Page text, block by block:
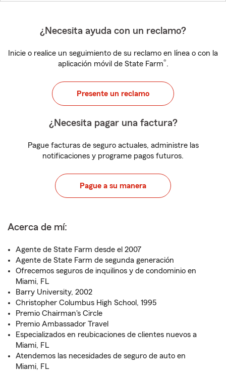
¿Necesita ayuda con un reclamo?
Inicie o realice un seguimiento de su reclamo en línea o con la
aplicación móvil de State Farm®.
Presente un reclamo
¿Necesita pagar una factura?
Pague facturas de seguro actuales, administre las
notificaciones y programe pagos futuros.
Pague a su manera
Acerca de mí:
Agente de State Farm desde el 2007
Agente de State Farm de segunda generación
Ofrecemos seguros de inquilinos y de condominio en
Miami, FL
Barry University, 2002
Christopher Columbus High School, 1995
Premio Chairman's Circle
Premio Ambassador Travel
Especializados en reubicaciones de clientes nuevos a
Miami, FL
Atendemos las necesidades de seguro de auto en
Miami, FL